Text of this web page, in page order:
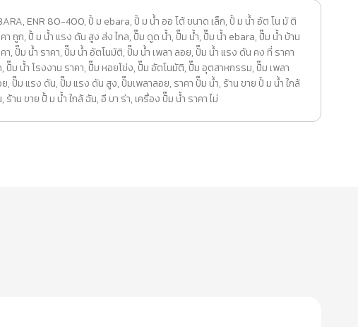
, ENR 80-400, ปั้ ม ebara, ปั้ ม น้ำ ออ โต้ ขนาด เล็ก, ปั้ ม น้ำ อัต โน มั ติ
า ถูก, ปั้ ม น้ำ แรง ดัน สูง ส่ง ไกล, ปั๊ม ดูด น้ำ, ปั๊ม น้ำ, ปั๊ม น้ำ ebara, ปั๊ม น้ำ บ้าน
า, ปั๊ม น้ำ ราคา, ปั๊ม น้ำ อัตโนมัติ, ปั๊ม น้ำ เพลา ลอย, ปั๊ม น้ำ แรง ดัน คง ที่ ราคา
, ปั๊ม น้ำ โรงงาน ราคา, ปั๊ม หอยโข่ง, ปั๊ม อัตโนมัติ, ปั๊ม อุตสาหกรรม, ปั๊ม เพลา
, ปั๊ม แรง ดัน, ปั๊ม แรง ดัน สูง, ปั๊มเพลาลอย, ราคา ปั๊ม น้ำ, ร้าน ขาย ปั้ ม น้ำ ใกล้
, ร้าน ขาย ปั้ ม น้ํา ใกล้ ฉัน, อี บา ร่า, เครื่อง ปั๊ม น้ำ ราคา ไม่